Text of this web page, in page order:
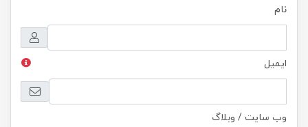
نام
ایمیل
وب سایت / وبلاگ